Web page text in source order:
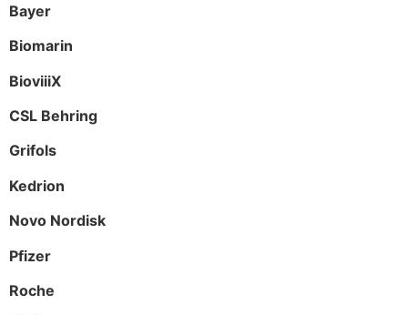
Bayer
Biomarin
BioviiiX
CSL Behring
Grifols
Kedrion
Novo Nordisk
Pfizer
Roche